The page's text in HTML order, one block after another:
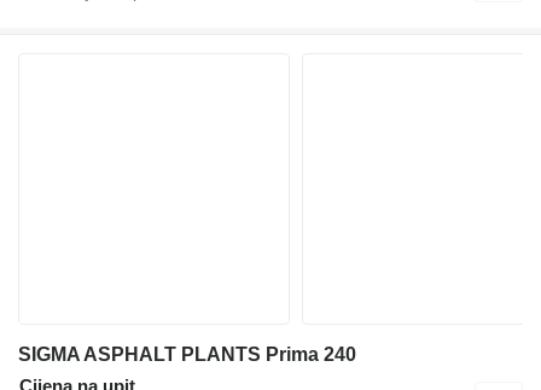
SIGMA ASPHALT PLANTS Prima 240
Cijena na upit